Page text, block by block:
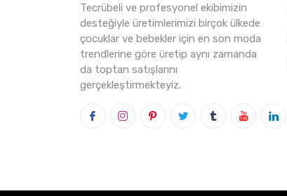
Tecrübeli ve profesyonel ekibimizin
desteğiyle üretimlerimizi birçok ülkede
çocuklar ve bebekler için en son moda
trendlerine göre üretip aynı zamanda
da toptan satışlarını
gerçekleştirmekteyiz.